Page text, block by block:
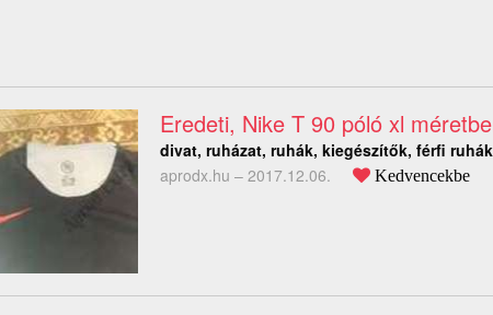
Eredeti, Nike T 90 póló xl
divat, ruházat, ruhák, kiegészítők, férfi ruhák
aprodx.hu – 2017.12.06. Kedvencekbe